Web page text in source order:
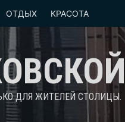
ОТДЫХ КРАСОТА
ДЛЯ ЖИТЕЛЕЙ СТОЛИЦЫ.